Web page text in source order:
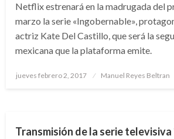
Netflix estrenará en la madrugada del
marzo la serie «Ingobernable»,
actriz Kate Del Castillo, que será la
mexicana que la plataforma emite.
Publicado
jueves febrero 2, 2017 Manuel Reyes Beltran
Transmisión de la serie televisiva